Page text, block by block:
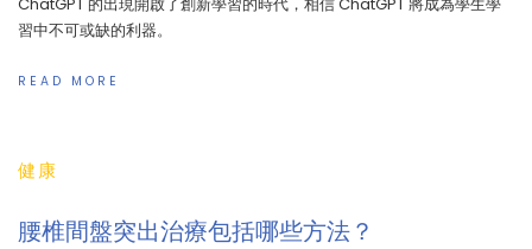
習中不可或缺的利器。
READ MORE
健康
腰椎間盤突出治療包括哪些方法？